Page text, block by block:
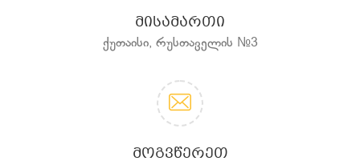
ᲛᲘᲡᲐᲛᲐᲠᲗᲘ
ქუთაისი, რუსთაველის №3
ᲛᲝᲒᲕᲬᲔᲠᲔᲗ